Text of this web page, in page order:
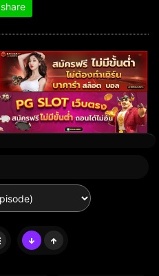
share